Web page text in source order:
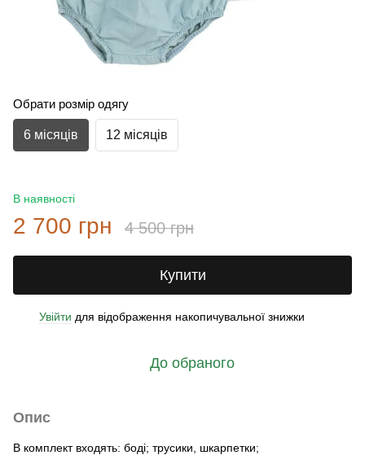
Обрати розмір одягу
6 місяців 12 місяців
В наявності
2 700 грн 4 500 грн
Купити
Увійти для відображення накопичувальної знижки
До обраного
Опис
В комплект входять: боді; трусики, шкарпетки;